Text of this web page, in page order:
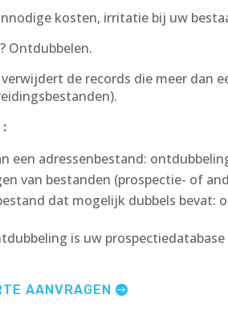
kosten, irritatie bij uw
Ontdubbelen.
de records die meer dan
een adressenbestand:
van bestanden (prospectie- of
dat mogelijk dubbels bevat:
is uw
AANVRAGEN